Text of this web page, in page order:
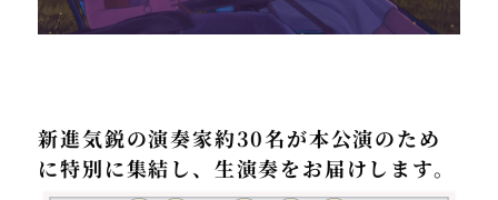
新進気鋭の演奏家約30名が本公演のため
に特別に集結し、生演奏をお届けします。